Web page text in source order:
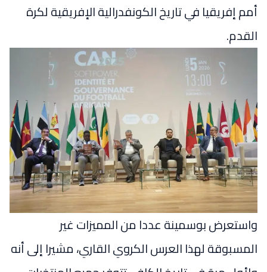
أمم إفريقيا في تاريخ الكونفدرالية الإفريقية لكرة
القدم.
واستعرض بوسمينة عددا من المميزات غير
المسبوقة لهذا العرس الكروي القاري، مشيرا إلى أنه